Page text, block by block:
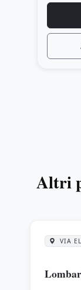
Altri
VIA